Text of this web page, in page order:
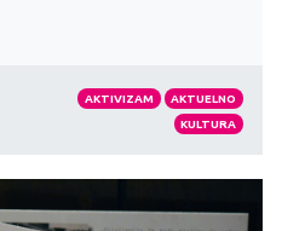
AKTIVIZAM
AKTUELNO
KULTURA